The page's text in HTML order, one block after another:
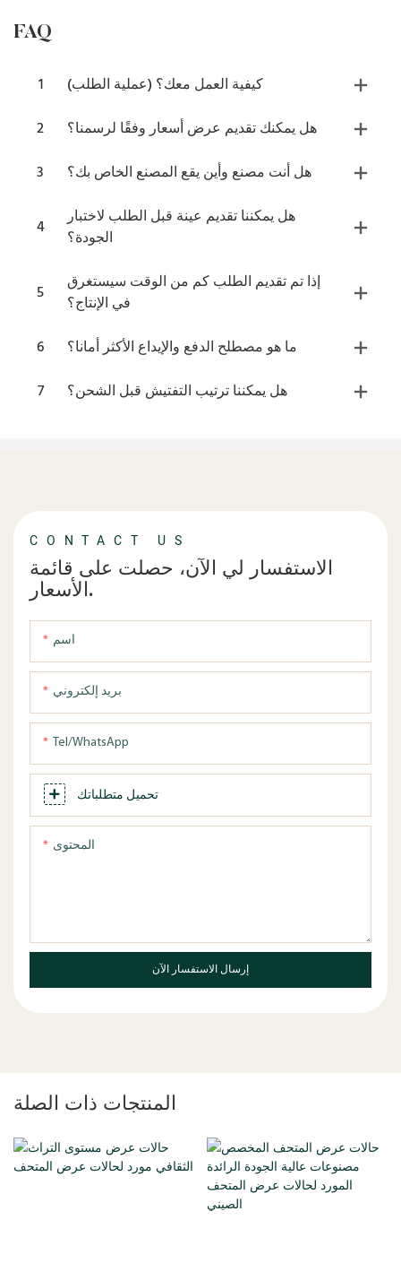
FAQ
1
كيفية العمل معك؟ (عملية الطلب)
2
هل يمكنك تقديم عرض أسعار وفقًا لرسمنا؟
3
هل أنت مصنع وأين يقع المصنع الخاص بك؟
4
هل يمكننا تقديم عينة قبل الطلب لاختبار
الجودة؟
5
إذا تم تقديم الطلب كم من الوقت سيستغرق
في الإنتاج؟
6
ما هو مصطلح الدفع والإيداع الأكثر أمانا؟
7
هل يمكننا ترتيب التفتيش قبل الشحن؟
CONTACT US
الاستفسار لي الآن، حصلت على قائمة
الأسعار.
اسم
بريد إلكتروني
Tel/WhatsApp
تحميل متطلباتك
المحتوى
إرسال الاستفسار الآن
المنتجات ذات الصلة